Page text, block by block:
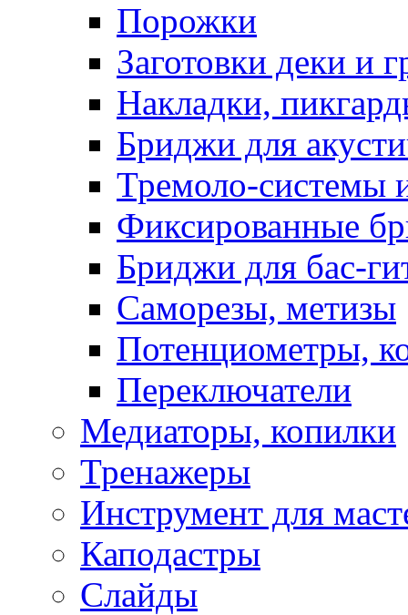
Порожки
Заготовки деки и
Накладки,
Бриджи для
Тремоло-системы
Фиксированные
Бриджи для бас-
Саморезы, метизы
Потенциометры,
Переключатели
Медиаторы, копилки
Тренажеры
Инструмент для
Каподастры
Слайды